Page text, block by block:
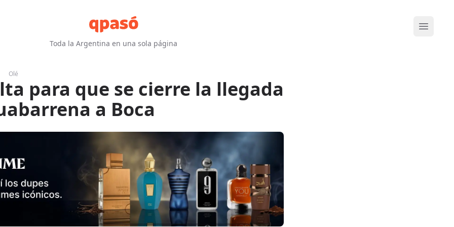
Toda la Argentina en una sola página
Abrir
Olé
para que se cierre la llegada
a Boca